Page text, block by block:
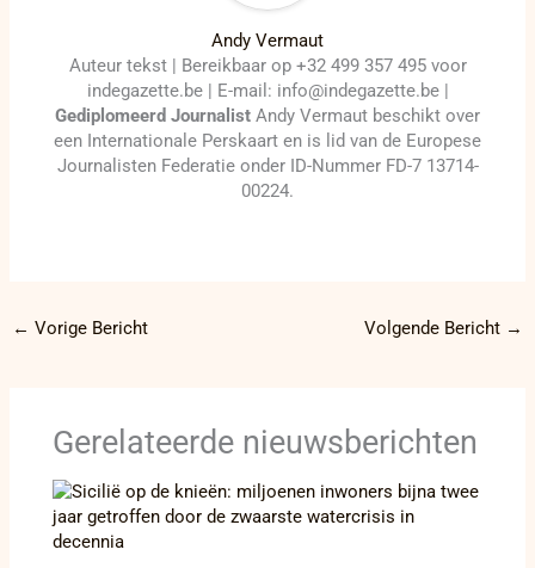
Andy Vermaut
Auteur tekst | Bereikbaar op +32 499 357 495 voor
indegazette.be | E-mail: info@indegazette.be |
Gediplomeerd Journalist Andy Vermaut beschikt over
een Internationale Perskaart en is lid van de Europese
Journalisten Federatie onder ID-Nummer FD-7 13714-
00224.
← Vorige Bericht Volgende Bericht →
Gerelateerde nieuwsberichten